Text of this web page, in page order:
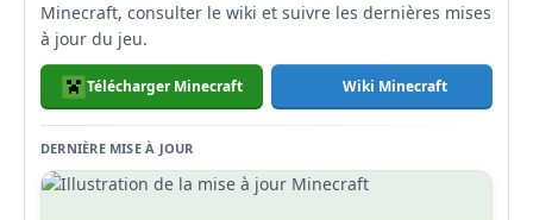
Minecraft, consulter le wiki et suivre les dernières mises
à jour du jeu.
Télécharger Minecraft Wiki Minecraft
DERNIÈRE MISE À JOUR